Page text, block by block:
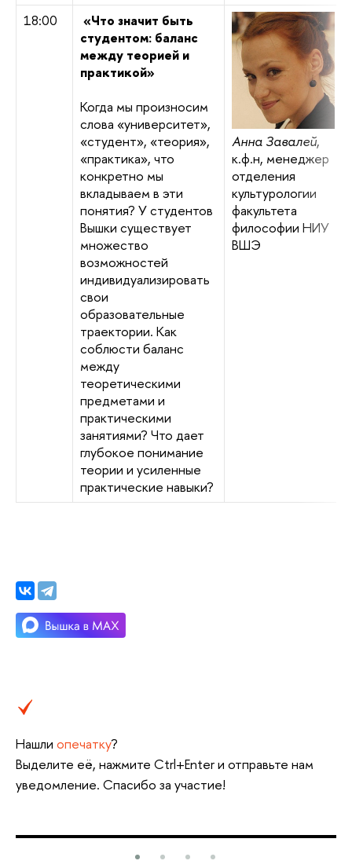
18:00
«Что значит быть
студентом: баланс
между теорией и
практикой»
Когда мы произносим
слова «университет»,
«студент», «теория»,
«практика», что
конкретно мы
вкладываем в эти
понятия? У студентов
Вышки существует
множество
возможностей
индивидуализировать
свои
образовательные
траектории. Как
соблюсти баланс
между
теоретическими
предметами и
практическими
занятиями? Что дает
глубокое понимание
теории и усиленные
практические навыки?
Анна Завалей,
к.ф.н, менеджер
отделения
культурологии
факультета
философии НИУ
ВШЭ
Нашли опечатку?
Выделите её, нажмите Ctrl+Enter и отправьте нам
уведомление. Спасибо за участие!